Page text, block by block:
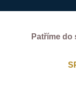
Patříme do